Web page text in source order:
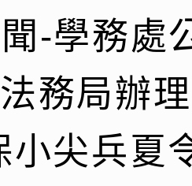
實施計畫」
中華民國畫廊
TAIPEI臺北
藝術教育日」
年度第1學
代課鐘點教
公告分次招考)
訓練課程
體育總會划船
-學務處
務局辦
小尖兵夏